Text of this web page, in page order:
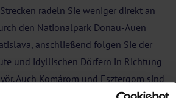
radeln Sie weniger direkt an
den Nationalpark Donau-Auen
anschließend folgen Sie der
und idyllischen Dörfern in Richtung
Auch Komárom und Esztergom sind
Der schönste Teil der Tour